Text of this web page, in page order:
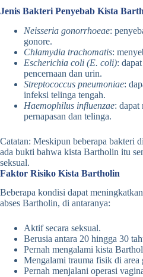
Jenis Bakteri Penyebab Kista
Neisseria gonorrhoeae:
gonore.
Chlamydia trachomatis:
Escherichia coli (E. coli):
pencernaan dan urin.
Streptococcus pneumoniae:
infeksi telinga tengah.
Haemophilus influenzae: dapat
pernapasan dan telinga.
Catatan: Meskipun beberapa bakteri
ada bukti bahwa kista Bartholin itu
seksual.
Faktor Risiko Kista Bartholin
Beberapa kondisi dapat
abses Bartholin, di antaranya:
Aktif secara seksual.
Berusia antara 20 hingga 30
Pernah mengalami kista
Mengalami trauma fisik di area
Pernah menjalani operasi